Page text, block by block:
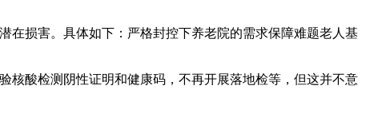
在损害。具体如下：严格封控下养老院的需求保障难题老人基
核酸检测阴性证明和健康码，不再开展落地检等，但这并不意